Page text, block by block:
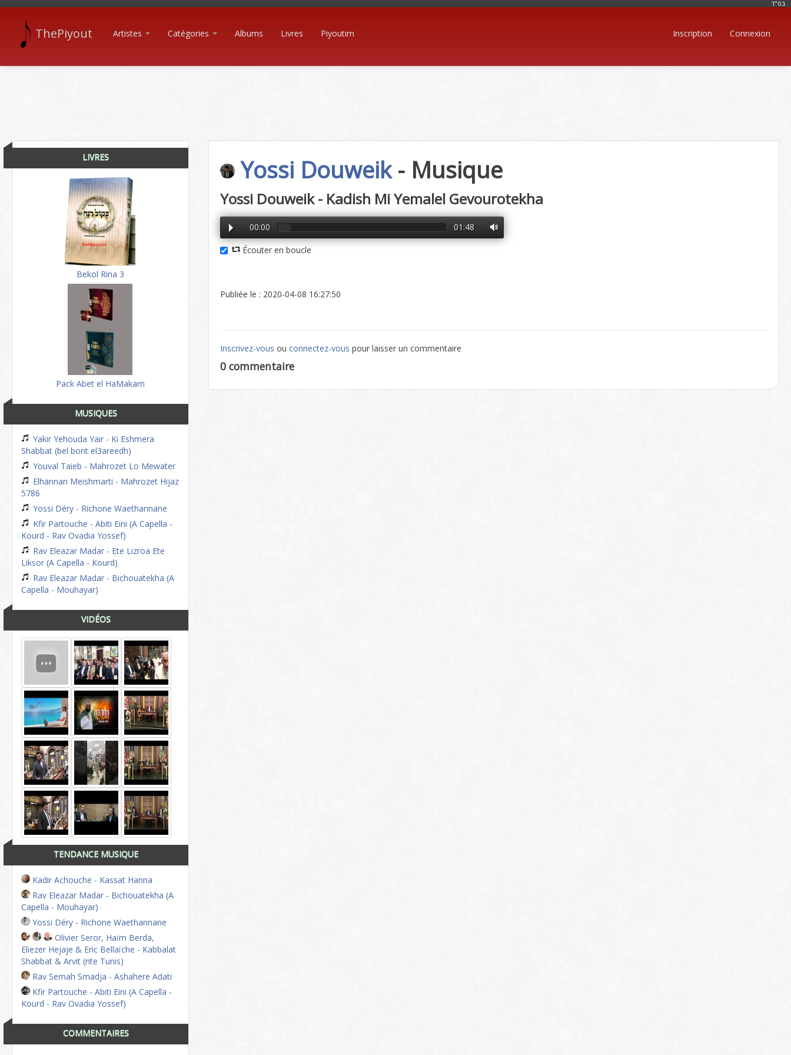
בּס"ד
ThePiyout Artistes Catégories Albums Livres Piyoutim Inscription Connexion
LIVRES
Bekol Rina 3
Pack Abet el HaMakam
MUSIQUES
Yakir Yehouda Yair - Ki Eshmera
Shabbat (bel bont el3areedh)
Youval Taieb - Mahrozet Lo Mewater
Elhannan Meishmarti - Mahrozet Hijaz
5786
Yossi Déry - Richone Waethannane
Kfir Partouche - Abiti Eini (A Capella -
Kourd - Rav Ovadia Yossef)
Rav Eleazar Madar - Ete Lizroa Ete
Liksor (A Capella - Kourd)
Rav Eleazar Madar - Bichouatekha (A
Capella - Mouhayar)
VIDÉOS
TENDANCE MUSIQUE
Kadir Achouche - Kassat Hanna
Rav Eleazar Madar - Bichouatekha (A
Capella - Mouhayar)
Yossi Déry - Richone Waethannane
Olivier Seror, Haïm Berda,
Eliezer Hejaje & Eric Bellaïche - Kabbalat
Shabbat & Arvit (rite Tunis)
Rav Semah Smadja - Ashahere Adati
Kfir Partouche - Abiti Eini (A Capella -
Kourd - Rav Ovadia Yossef)
COMMENTAIRES
Yossi Douweik- Musique
Yossi Douweik - Kadish Mi Yemalel Gevourotekha
00:00 01:48
Écouter en boucle
Publiée le : 2020-04-08 16:27:50
Inscrivez-vous ouconnectez-vous pour laisser un commentaire
0 commentaire